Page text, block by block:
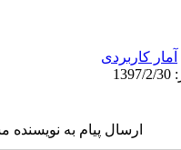
آمار کاربردی
ارسال پیام به نویسنده